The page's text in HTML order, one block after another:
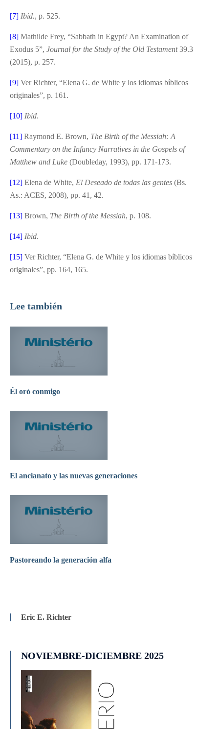
[7] Ibid., p. 525.
[8] Mathilde Frey, “Sabbath in Egypt? An Examination of
Exodus 5”, Journal for the Study of the Old Testament39.3
(2015), p. 257.
[9] Ver Richter, “Elena G. de White y los idiomas bíblicos
originales”, p. 161.
[10] Ibid.
[11] Raymond E. Brown, The Birth of the Messiah: A
Commentary on the Infancy Narratives in the Gospels of
Matthew and Luke (Doubleday, 1993), pp. 171-173.
[12] Elena de White, El Deseado de todas las gentes (Bs.
As.: ACES, 2008), pp. 41, 42.
[13] Brown, The Birth of the Messiah, p. 108.
[14] Ibid.
[15] Ver Richter, “Elena G. de White y los idiomas bíblicos
originales”, pp. 164, 165.
Lee también
Él oró conmigo
El ancianato y las nuevas generaciones
Pastoreando la generación alfa
Eric E. Richter
NOVIEMBRE-DICIEMBRE 2025